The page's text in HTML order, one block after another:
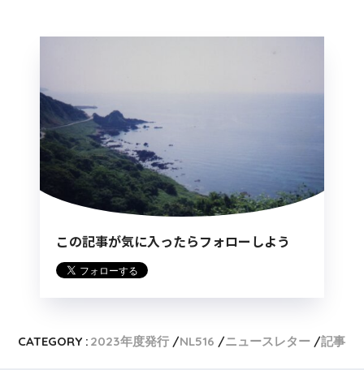
この記事が気に入ったらフォローしよう
CATEGORY : 2023年度発行 NL516 ニュースレター 記事